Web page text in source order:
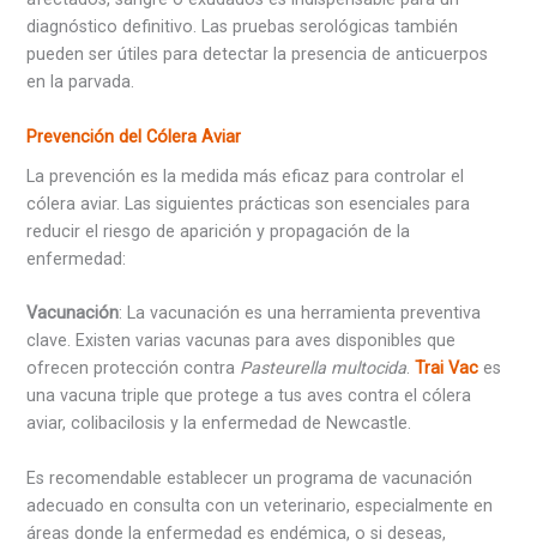
diagnóstico definitivo. Las pruebas serológicas también
pueden ser útiles para detectar la presencia de anticuerpos
en la parvada.
Prevención del Cólera Aviar
La prevención es la medida más eficaz para controlar el
cólera aviar. Las siguientes prácticas son esenciales para
reducir el riesgo de aparición y propagación de la
enfermedad:
Vacunación: La vacunación es una herramienta preventiva
clave. Existen varias vacunas para aves disponibles que
ofrecen protección contra Pasteurella multocida.Trai Vac es
una vacuna triple que protege a tus aves contra el cólera
aviar, colibacilosis y la enfermedad de Newcastle.
Es recomendable establecer un programa de vacunación
adecuado en consulta con un veterinario, especialmente en
áreas donde la enfermedad es endémica, o si deseas,